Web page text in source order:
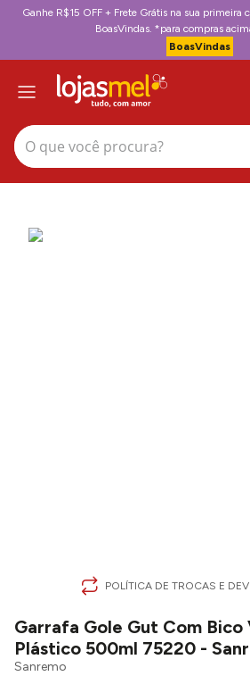
Ganhe R$15 OFF + Frete Grátis na sua primeira
BoasVindas. *para compras
BoasVindas
O que você procura?
POLÍTICA DE TROCAS E
Garrafa Gole Gut Com Bico
Plástico 500ml 75220 -
Sanremo